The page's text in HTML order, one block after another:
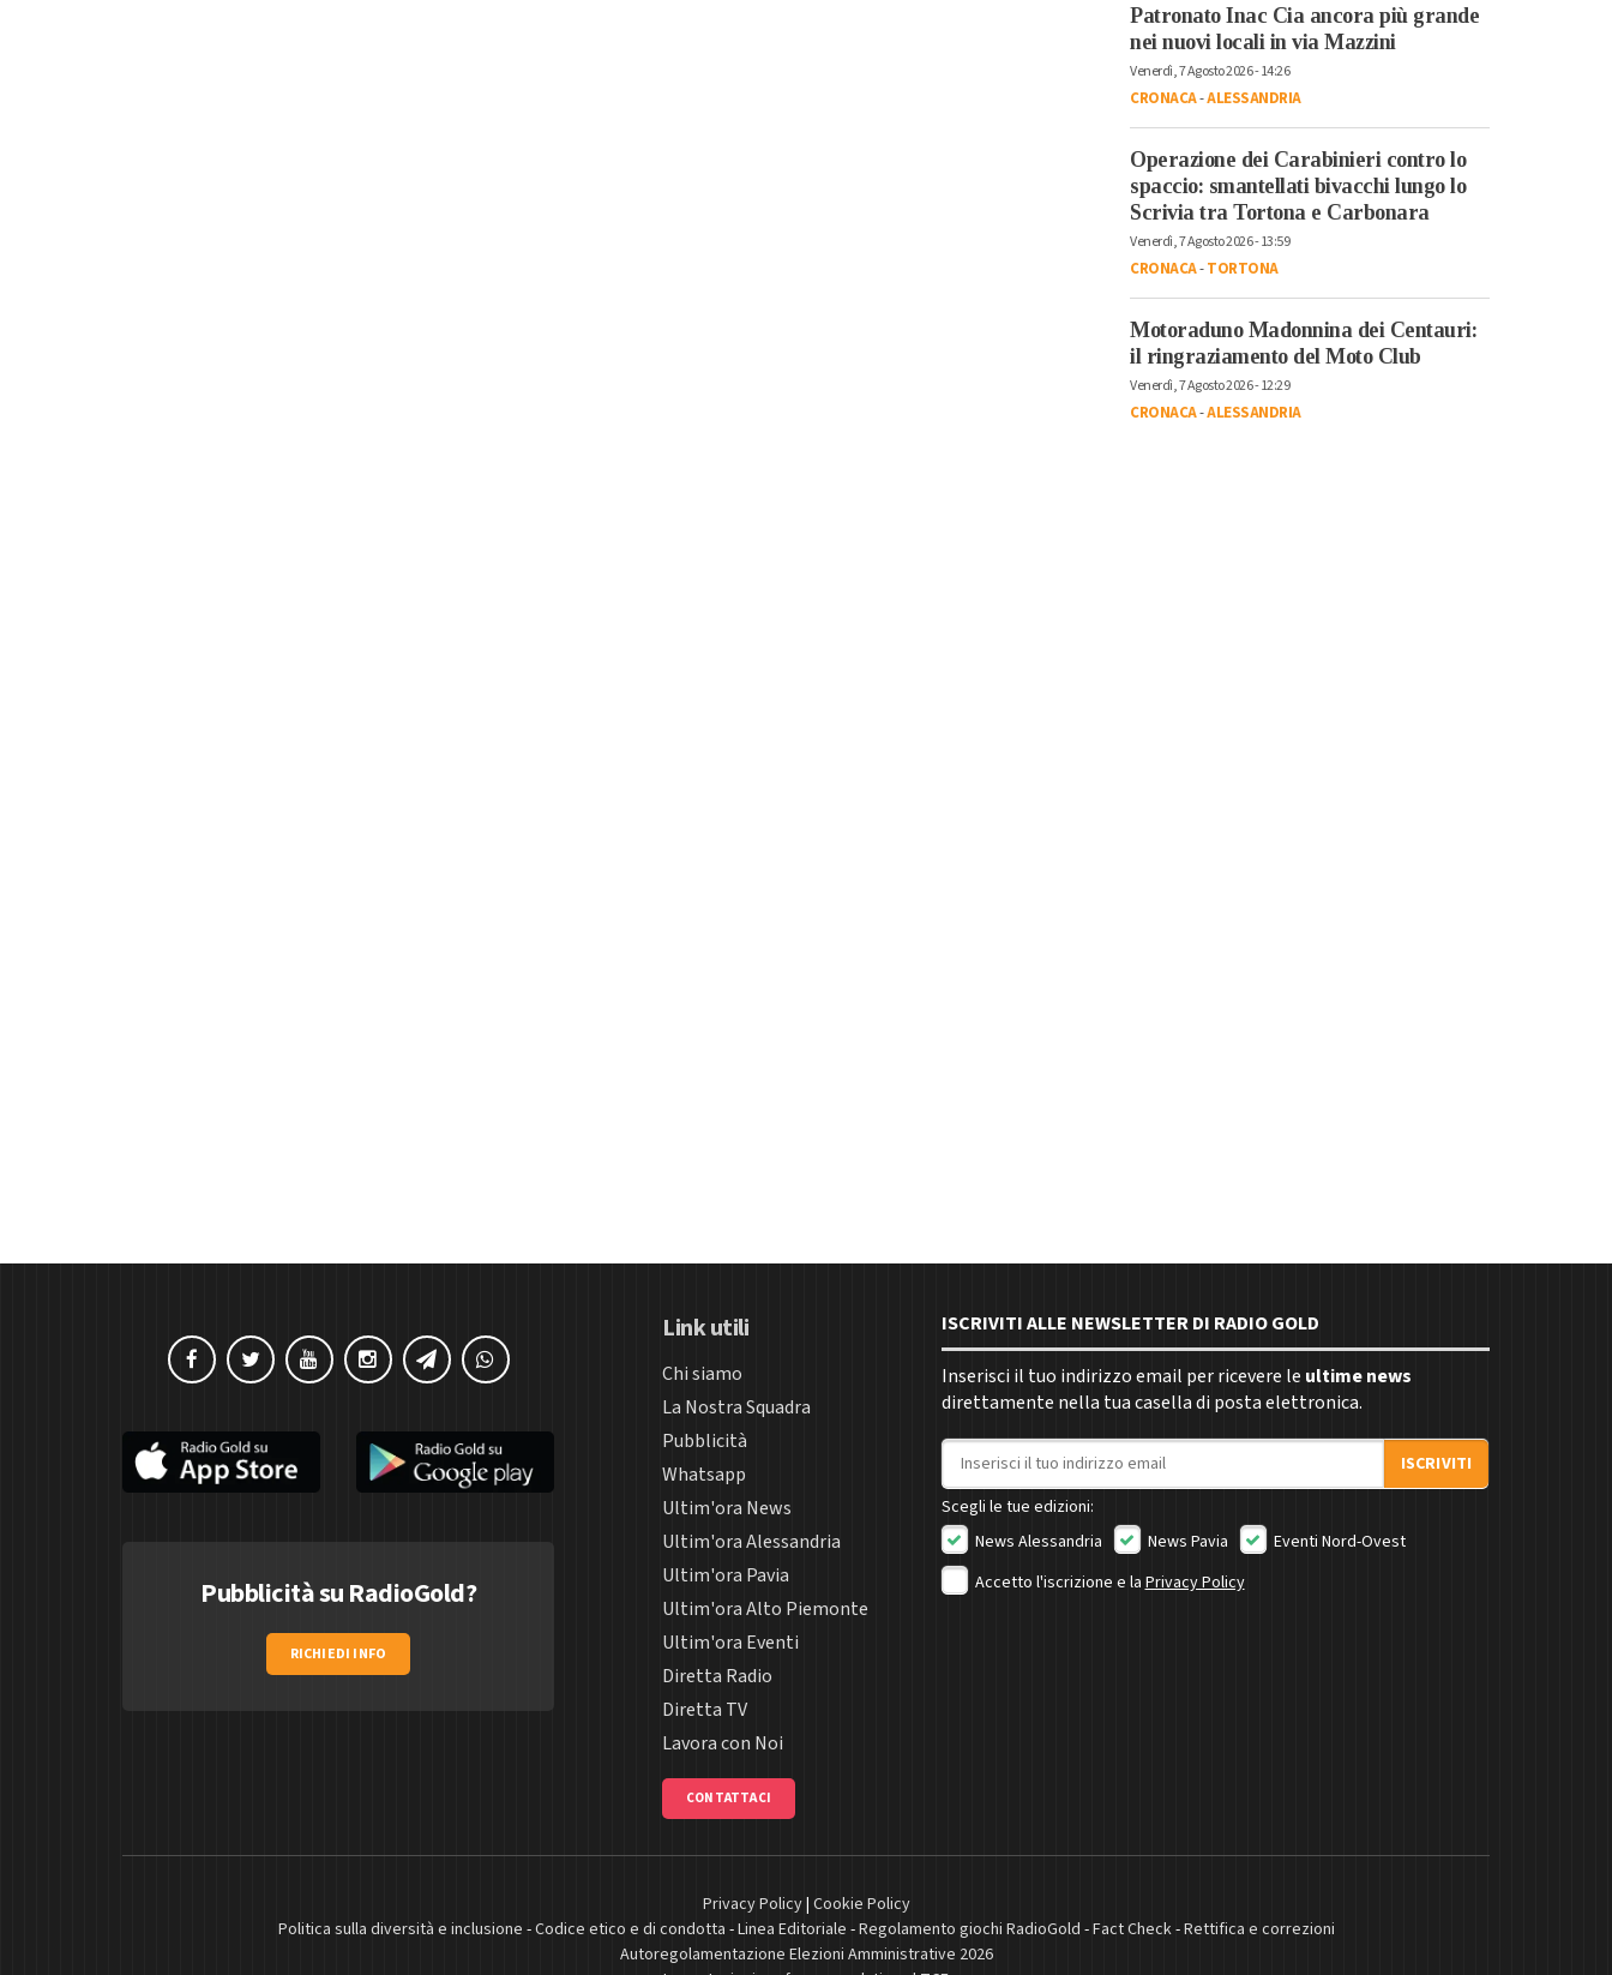
Patronato Inac Cia ancora più grande
nei nuovi locali in via Mazzini
Venerdì, 7 Agosto 2026 - 14:26
CRONACA-ALESSANDRIA
Operazione dei Carabinieri contro lo
spaccio: smantellati bivacchi lungo lo
Scrivia tra Tortona e Carbonara
Venerdì, 7 Agosto 2026 - 13:59
CRONACA-TORTONA
Motoraduno Madonnina dei Centauri:
il ringraziamento del Moto Club
Venerdì, 7 Agosto 2026 - 12:29
CRONACA-ALESSANDRIA
Pubblicità su RadioGold?
RICHIEDI INFO
Link utili
Chi siamo
La Nostra Squadra
Pubblicità
Whatsapp
Ultim'ora News
Ultim'ora Alessandria
Ultim'ora Pavia
Ultim'ora Alto Piemonte
Ultim'ora Eventi
Diretta Radio
Diretta TV
Lavora con Noi
CONTATTACI
ISCRIVITI ALLE NEWSLETTER DI RADIO GOLD
Inserisci il tuo indirizzo email per ricevere le ultime news
direttamente nella tua casella di posta elettronica.
Indirizzo email
ISCRIVITI
Scegli le tue edizioni:
News Alessandria
News Pavia
Eventi Nord-Ovest
Accetto l'iscrizione e la Privacy Policy
Privacy Policy| Cookie Policy
Politica sulla diversità e inclusione -Codice etico e di condotta -Linea Editoriale -Regolamento giochi RadioGold -Fact Check-Rettifica e correzioni
Autoregolamentazione Elezioni Amministrative 2026